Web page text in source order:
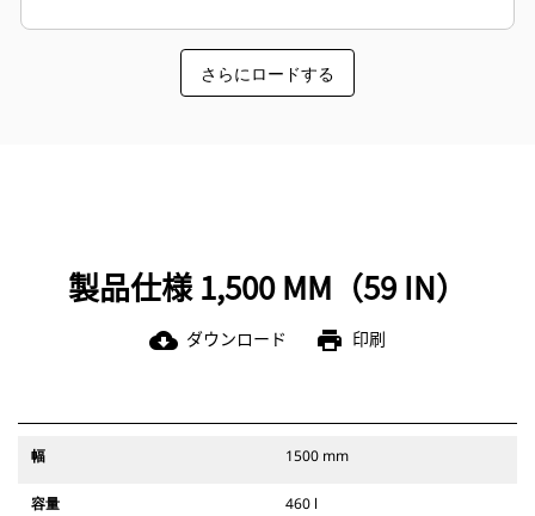
さらにロードする
製品仕様 1,500 MM（59 IN）
cloud_download ダウンロード print 印刷
幅 1500 mm
容量 460 l